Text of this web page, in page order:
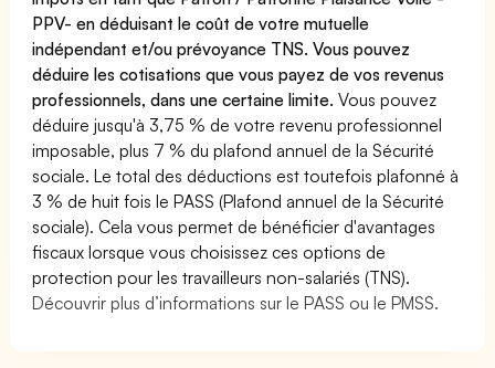
PPV- en déduisant le coût de votre mutuelle
indépendant et/ou prévoyance TNS. Vous pouvez
déduire les cotisations que vous payez de vos revenus
professionnels, dans une certaine limite.Vous pouvez
déduire jusqu'à 3,75 % de votre revenu professionnel
imposable, plus 7 % du plafond annuel de la Sécurité
sociale. Le total des déductions est toutefois plafonné à
3 % de huit fois le PASS (Plafond annuel de la Sécurité
sociale). Cela vous permet de bénéficier d'avantages
fiscaux lorsque vous choisissez ces options de
protection pour les travailleurs non-salariés (TNS).
Découvrir plus d’informations sur le PASS ou le PMSS.